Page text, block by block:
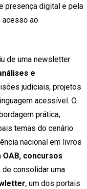
presença digital e pela
acesso ao
de uma newsletter
e
judiciais, projetos
acessível. O
prática,
temas do cenário
nacional em livros
OAB, concursos
de consolidar uma
, um dos portais